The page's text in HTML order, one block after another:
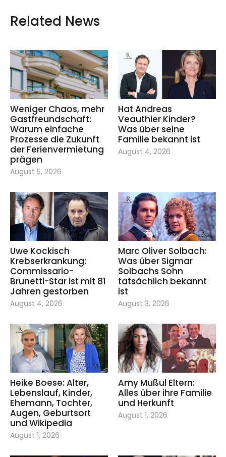
Related News
Weniger Chaos, mehr
Gastfreundschaft:
Warum einfache
Prozesse die Zukunft
der Ferienvermietung
prägen
August 5, 2026
Hat Andreas
Veauthier Kinder?
Was über seine
Familie bekannt ist
August 4, 2026
Uwe Kockisch
Krebserkrankung:
Commissario-
Brunetti-Star ist mit 81
Jahren gestorben
August 4, 2026
Marc Oliver Solbach:
Was über Sigmar
Solbachs Sohn
tatsächlich bekannt
ist
August 3, 2026
Heike Boese: Alter,
Lebenslauf, Kinder,
Ehemann, Tochter,
Augen, Geburtsort
und Wikipedia
August 1, 2026
Amy Mußul Eltern:
Alles über ihre Familie
und Herkunft
August 1, 2026